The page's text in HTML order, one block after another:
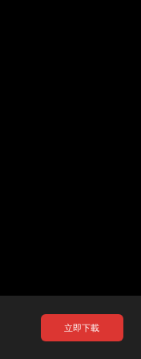
立即下載